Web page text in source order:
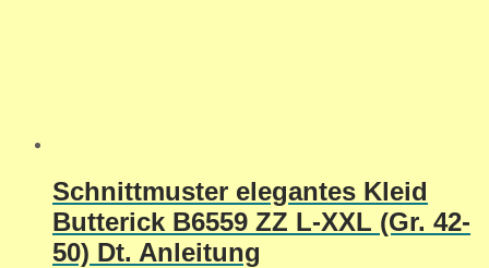
Schnittmuster elegantes Kleid
Butterick B6559 ZZ L-XXL (Gr. 42-
50) Dt. Anleitung